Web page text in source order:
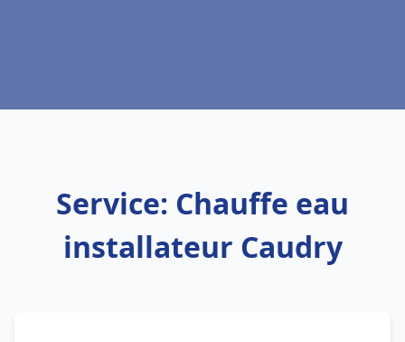
Service: Chauffe eau
installateur Caudry